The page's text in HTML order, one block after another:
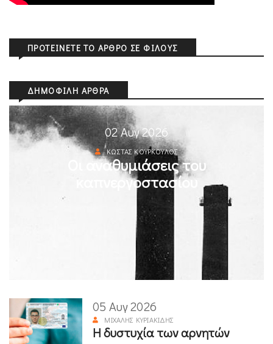
ΠΡΟΤΕΊΝΕΤΕ ΤΟ ΆΡΘΡΟ ΣΕ ΦΊΛΟΥΣ
ΔΗΜΟΦΙΛΉ ΆΡΘΡΑ
02 Αυγ 2026
ΚΏΣΤΑΣ ΚΟΎΡΚΟΥΛΟΣ
Οι αναθυμιάσεις του
καπνεργοστασίου
05 Αυγ 2026
ΜΙΧΆΛΗΣ ΚΥΡΙΑΚΊΔΗΣ
Η δυστυχία των αρνητών